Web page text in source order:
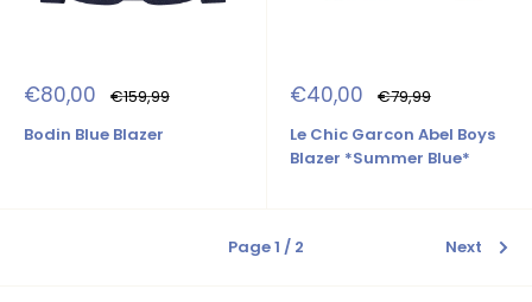
Sale
price
€80,00 Regular
price
€159,99
Bodin Blue Blazer
Sale
price
€40,00 Regular
price
€79,99
Le Chic Garcon Abel Boys
Blazer *Summer Blue*
Page 1 / 2 Next